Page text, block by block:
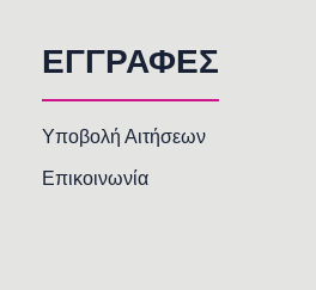
ΕΓΓΡΑΦΕΣ
Υποβολή Αιτήσεων
Επικοινωνία